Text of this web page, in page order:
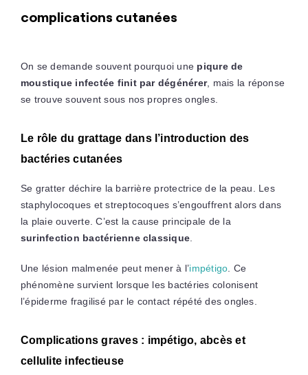
complications cutanées
On se demande souvent pourquoi une piqure de
moustique infectée finit par dégénérer, mais la réponse
se trouve souvent sous nos propres ongles.
Le rôle du grattage dans l’introduction des
bactéries cutanées
Se gratter déchire la barrière protectrice de la peau. Les
staphylocoques et streptocoques s’engouffrent alors dans
la plaie ouverte. C’est la cause principale de la
surinfection bactérienne classique
Une lésion malmenée peut mener à l’impétigo . Ce
phénomène survient lorsque les bactéries colonisent
l’épiderme fragilisé par le contact répété des ongles.
Complications graves : impétigo, abcès et
cellulite infectieuse